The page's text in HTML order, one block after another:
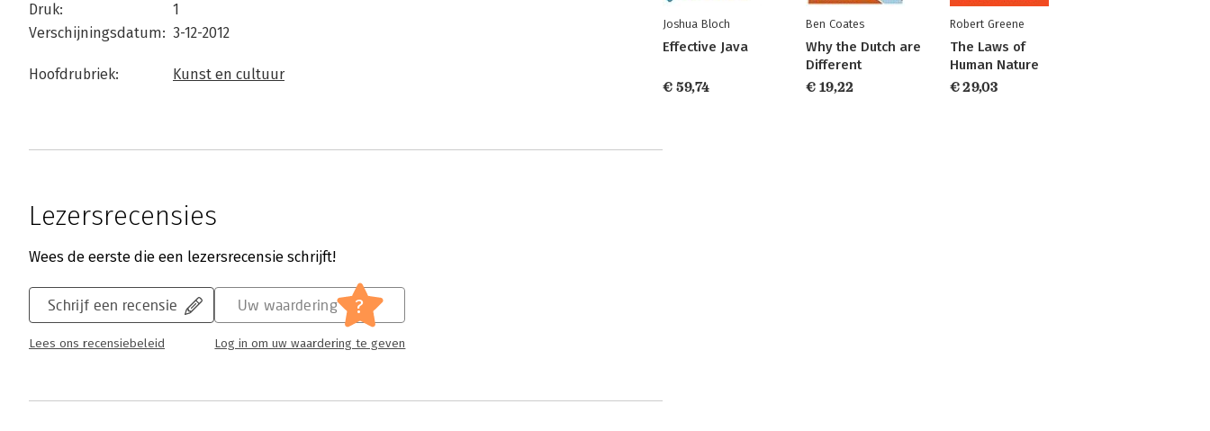
Druk:
1
Verschijningsdatum: 3-12-2012
Hoofdrubriek: Kunst en cultuur
Lezersrecensies
Wees de eerste die een lezersrecensie schrijft!
Schrijf een recensie
Lees ons recensiebeleid
Uw waardering ?
Log in om uw waardering te geven
Joshua Bloch
Effective Java
€ 59,74
Ben Coates
Why the Dutch are
Different
€ 19,22
Robert Greene
The Laws of
Human Nature
€ 29,03